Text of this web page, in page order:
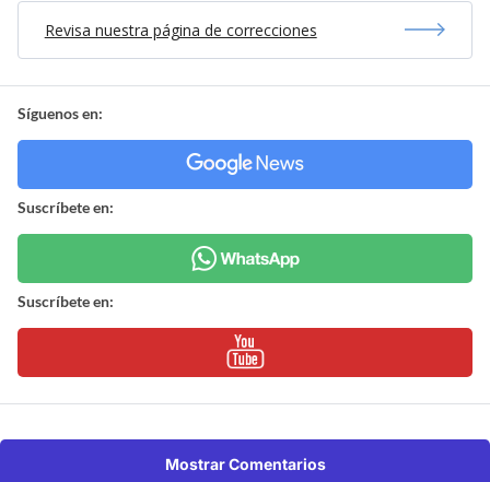
Revisa nuestra página de correcciones
Síguenos en:
Suscríbete en:
Suscríbete en:
Mostrar Comentarios